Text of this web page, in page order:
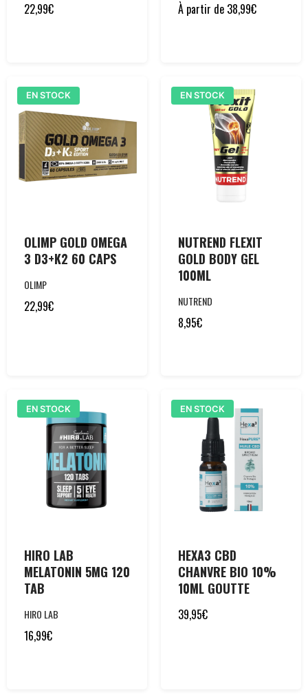
22,99€ À partir de 38,99€
EN STOCK
OLIMP GOLD OMEGA
3 D3+K2 60 CAPS
OLIMP
22,99€
EN STOCK
NUTREND FLEXIT
GOLD BODY GEL
100ML
NUTREND
8,95€
EN STOCK
HIRO LAB
MELATONIN 5MG 120
TAB
HIRO LAB
16,99€
EN STOCK
HEXA3 CBD
CHANVRE BIO 10%
10ML GOUTTE
39,95€